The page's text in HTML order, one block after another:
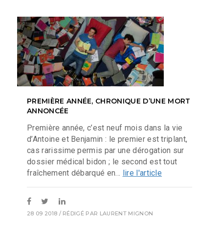
PREMIÈRE ANNÉE, CHRONIQUE D’UNE MORT
ANNONCÉE
Première année, c’est neuf mois dans la vie
d’Antoine et Benjamin : le premier est triplant,
cas rarissime permis par une dérogation sur
dossier médical bidon ; le second est tout
fraîchement débarqué en... lire l'article
28 09 2018 / RÉDIGÉ PAR LAURENT MIGNON